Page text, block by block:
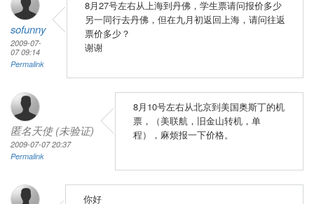
sofunny
2009-07-
07 09:14
Permalink
8月27号左右从上海到丹佛，学生票请问报价多少
另一同行去丹佛，但在九月初返回上海，请问往返
票价多少？
谢谢
匿名天使 (未验证)
2009-07-07 20:37
Permalink
8月10号左右从北京到美国奥斯丁的机
票，（美联航，旧金山转机，单
程），麻烦报一下价格。
你好